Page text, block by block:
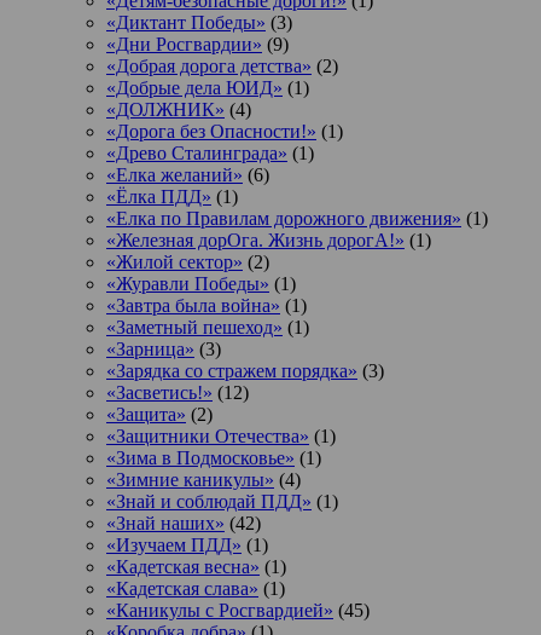
«Диктант Победы» (3)
«Дни Росгвардии» (9)
«Добрая дорога детства» (2)
«Добрые дела ЮИД» (1)
«ДОЛЖНИК» (4)
«Дорога без Опасности!» (1)
«Древо Сталинграда» (1)
«Елка желаний» (6)
«Ёлка ПДД» (1)
«Елка по Правилам дорожного движения» (1)
«Железная дорОга. Жизнь дорогА!» (1)
«Жилой сектор» (2)
«Журавли Победы» (1)
«Завтра была война» (1)
«Заметный пешеход» (1)
«Зарница» (3)
«Зарядка со стражем порядка» (3)
«Засветись!» (12)
«Защита» (2)
«Защитники Отечества» (1)
«Зима в Подмосковье» (1)
«Зимние каникулы» (4)
«Знай и соблюдай ПДД» (1)
«Знай наших» (42)
«Изучаем ПДД» (1)
«Кадетская весна» (1)
«Кадетская слава» (1)
«Каникулы с Росгвардией» (45)